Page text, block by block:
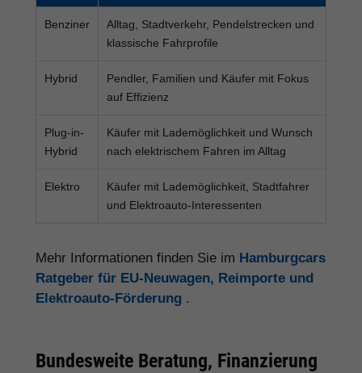
Benziner
Alltag, Stadtverkehr, Pendelstrecken und
klassische Fahrprofile
Hybrid
Pendler, Familien und Käufer mit Fokus
auf Effizienz
Plug-in-
Hybrid
Käufer mit Lademöglichkeit und Wunsch
nach elektrischem Fahren im Alltag
Elektro
Käufer mit Lademöglichkeit, Stadtfahrer
und Elektroauto-Interessenten
Mehr Informationen finden Sie im Hamburgcars
Ratgeber für EU-Neuwagen, Reimporte und
Elektroauto-Förderung .
Bundesweite Beratung, Finanzierung